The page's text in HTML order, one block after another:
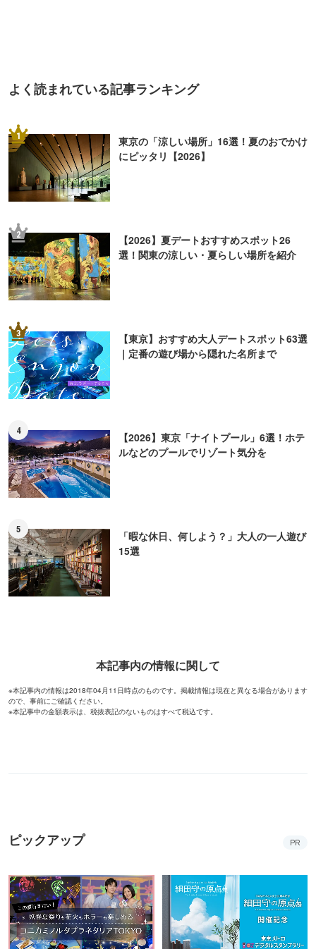
よく読まれている記事ランキング
1
東京の「涼しい場所」16選！夏のおでかけ
にピッタリ【2026】
2
【2026】夏デートおすすめスポット26
選！関東の涼しい・夏らしい場所を紹介
3
【東京】おすすめ大人デートスポット63選
｜定番の遊び場から隠れた名所まで
4
【2026】東京「ナイトプール」6選！ホテ
ルなどのプールでリゾート気分を
5
「暇な休日、何しよう？」大人の一人遊び
15選
本記事内の情報に関して
※本記事内の情報は2018年04月11日時点のものです。掲載情報は現在と異なる場合があります
ので、事前にご確認ください。
※本記事中の金額表示は、税抜表記のないものはすべて税込です。
ピックアップ PR